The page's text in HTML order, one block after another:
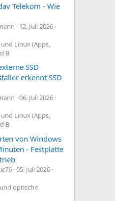
Telekom - Wie
12. Juli 2026
Linux (Apps,
B
SSD
erkennt SSD
06. Juli 2026
Linux (Apps,
B
von Windows
- Festplatte
05. Juli 2026
optische